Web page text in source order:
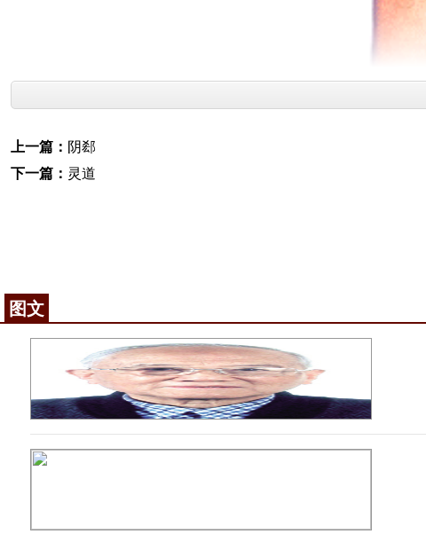
上一篇： 阴郄
下一篇： 灵道
图文